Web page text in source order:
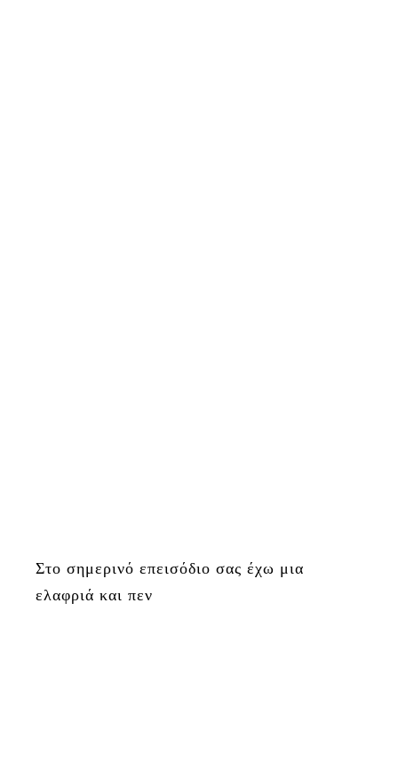
Στο σημερινό επεισόδιο σας έχω μια
ελαφριά και πεν